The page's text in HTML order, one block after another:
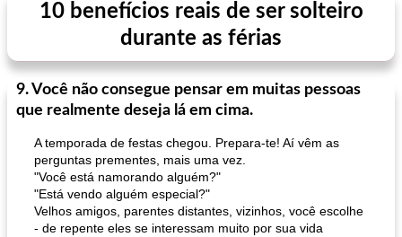
10 benefícios reais de ser solteiro
durante as férias
9. Você não consegue pensar em muitas pessoas
que realmente deseja lá em cima.
A temporada de festas chegou. Prepara-te! Aí vêm as
perguntas prementes, mais uma vez.
"Você está namorando alguém?"
"Está vendo alguém especial?"
Velhos amigos, parentes distantes, vizinhos, você escolhe
- de repente eles se interessam muito por sua vida